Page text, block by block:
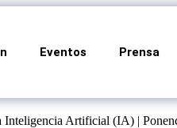
Eventos Prensa
Inteligencia Artificial (IA) |